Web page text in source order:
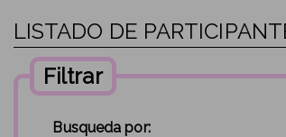
LISTADO DE
Filtrar
Busqueda por: